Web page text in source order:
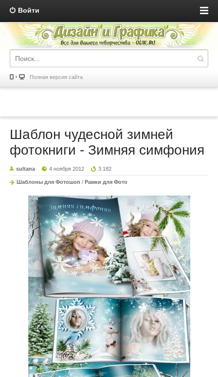
Войти
Полная версия сайта
Шаблон чудесной зимней
фотокниги - Зимняя симфония
sultana 4 ноября 2012 3 182
Шаблоны для Фотошоп / Рамки для Фото